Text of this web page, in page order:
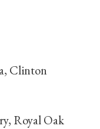
Clinton
Royal Oak